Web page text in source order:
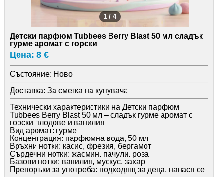
1 / 4
Детски парфюм Tubbees Berry Blast 50 мл сладък
гурме аромат с горски
Цена: 8 €
Състояние: Ново
Доставка: За сметка на купувача
Технически характеристики на Детски парфюм
Tubbees Berry Blast 50 мл – сладък гурме аромат с
горски плодове и ванилия
Вид аромат: гурме
Концентрация: парфюмна вода, 50 мл
Връхни нотки: касис, фрезия, бергамот
Сърдечни нотки: жасмин, пачули, роза
Базови нотки: ванилия, мускус, захар
Препоръки за употреба: подходящ за деца, нанася се